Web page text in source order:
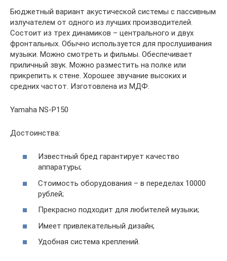
Бюджетный вариант акустической системы с пассивным
излучателем от одного из лучших производителей.
Состоит из трех динамиков – центрального и двух
фронтальных. Обычно используется для прослушивания
музыки. Можно смотреть и фильмы. Обеспечивает
приличный звук. Можно разместить на полке или
прикрепить к стене. Хорошее звучание высоких и
средних частот. Изготовлена из МДФ.
Yamaha NS-P150
Достоинства:
Известный бред гарантирует качество
аппаратуры;
Стоимость оборудования – в переделах 10000
рублей;
Прекрасно подходит для любителей музыки;
Имеет привлекательный дизайн;
Удобная система креплений.